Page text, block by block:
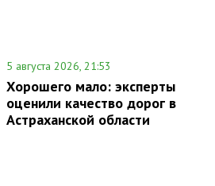
5 августа 2026, 21:53
Хорошего мало: эксперты
оценили качество дорог в
Астраханской области